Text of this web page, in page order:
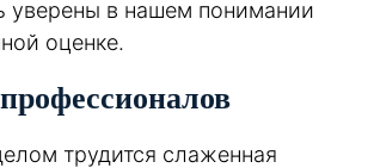
уверены в нашем понимании
оценке.
трудится слаженная